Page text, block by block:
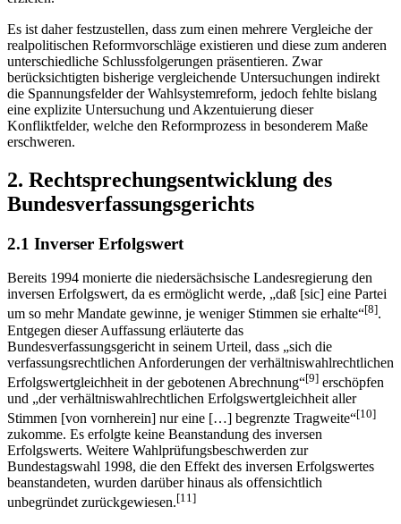
Es ist daher festzustellen, dass zum einen mehrere Vergleiche der
realpolitischen Reformvorschläge existieren und diese zum anderen
unterschiedliche Schlussfolgerungen präsentieren. Zwar
berücksichtigten bisherige vergleichende Untersuchungen indirekt
die Spannungsfelder der Wahlsystemreform, jedoch fehlte bislang
eine explizite Untersuchung und Akzentuierung dieser
Konfliktfelder, welche den Reformprozess in besonderem Maße
erschweren.
2. Rechtsprechungsentwicklung des
Bundesverfassungsgerichts
2.1 Inverser Erfolgswert
Bereits 1994 monierte die niedersächsische Landesregierung den
inversen Erfolgswert, da es ermöglicht werde, „daß [sic] eine Partei
um so mehr Mandate gewinne, je weniger Stimmen sie erhalte“[8].
Entgegen dieser Auffassung erläuterte das
Bundesverfassungsgericht in seinem Urteil, dass „sich die
verfassungsrechtlichen Anforderungen der verhältniswahlrechtlichen
Erfolgswertgleichheit in der gebotenen Abrechnung“[9] erschöpfen
und „der verhältniswahlrechtlichen Erfolgswertgleichheit aller
Stimmen [von vornherein] nur eine […] begrenzte Tragweite“[10]
zukomme. Es erfolgte keine Beanstandung des inversen
Erfolgswerts. Weitere Wahlprüfungsbeschwerden zur
Bundestagswahl 1998, die den Effekt des inversen Erfolgswertes
beanstandeten, wurden darüber hinaus als offensichtlich
unbegründet zurückgewiesen.[11]